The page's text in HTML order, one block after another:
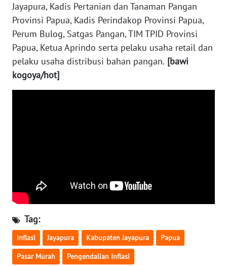
Jayapura, Kadis Pertanian dan Tanaman Pangan
Provinsi Papua, Kadis Perindakop Provinsi Papua,
Perum Bulog, Satgas Pangan, TIM TPID Provinsi
Papua, Ketua Aprindo serta pelaku usaha retail dan
pelaku usaha distribusi bahan pangan. [bawi
kogoya/hot]
Tag:
Inflasi Jayapura Kabupaten Jayapura Papua
Pasar Murah Pengendalian Inflasi
WN
SERAMBI
WN
JAMBI
WN
WN
WN
BABEL